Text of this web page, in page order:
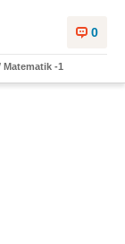
0
Matematik -1